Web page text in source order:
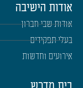
אודות הישיבה
אודות שבי חברון
בעלי תפקידים
אירועים וחדשות